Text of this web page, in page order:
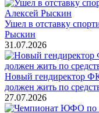
Ушел в отставку
Рыскин
31.07.2026
Новый гендиректор
должен жить по
27.07.2026